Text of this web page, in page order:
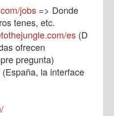
jobs => Donde
tenes, etc.
es (D
ofrecen
pregunta)
(España, la interface